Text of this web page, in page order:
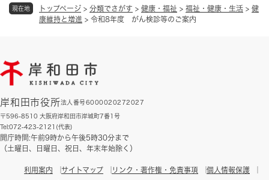
現在地 トップページ > 分類でさがす > 健康・福祉 > 福祉・健康・生活 > 健
康維持と増進 > 令和8年度 がん検診等のご案内
岸和田市役所法人番号6000020272027
〒596-8510 大阪府岸和田市岸城町7番1号
Tel:072-423-2121(代表)
開庁時間:午前9時から午後5時30分まで
（土曜日、日曜日、祝日、年末年始除く）
利用案内 サイトマップ リンク・著作権・免責事項
個人情報保護